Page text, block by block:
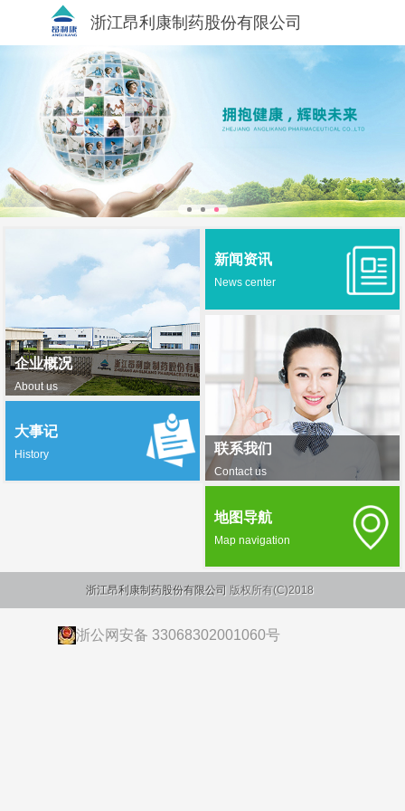
浙江昂利康制药股份有限公司
企业概况
About us
新闻资讯
News center
联系我们
Contact us
大事记
History
地图导航
Map navigation
浙江昂利康制药股份有限公司 版权所有(C)2018
浙公网安备 33068302001060号